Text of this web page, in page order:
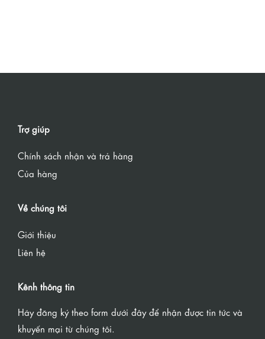
Trợ giúp
Chính sách nhận và trả hàng
Của hàng
Về chúng tôi
Giới thiệu
Liên hệ
Kênh thông tin
Hãy đăng ký theo form dưới đây để nhận được tin tức và
khuyến mại từ chúng tôi.